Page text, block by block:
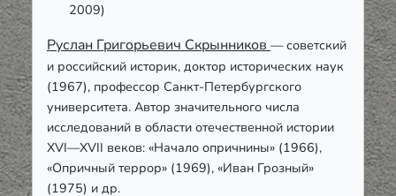
2009)
Руслaн Григoрьевич Скрынников — советский
и российский историк, доктор исторических наук
(1967), профессор Санкт-Петербургского
университета. Автор значительного числа
исследований в области отечественной истории
XVI—XVII веков: «Начало опричнины» (1966),
«Опричный террор» (1969), «Иван Грозный»
(1975) и др.